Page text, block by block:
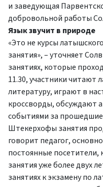
и заведующая
добровольной работы
Язык звучит в природe
«Это не курсы
занятия», – уточняет
занятиях, которые
11.30, участники читают
литературу, играют в
кроссворды, обсуждают
событиями за
Штекерхофы занятия
говорит педагог,
постоянные
занятия уже более двух
занятиях к экзамену по